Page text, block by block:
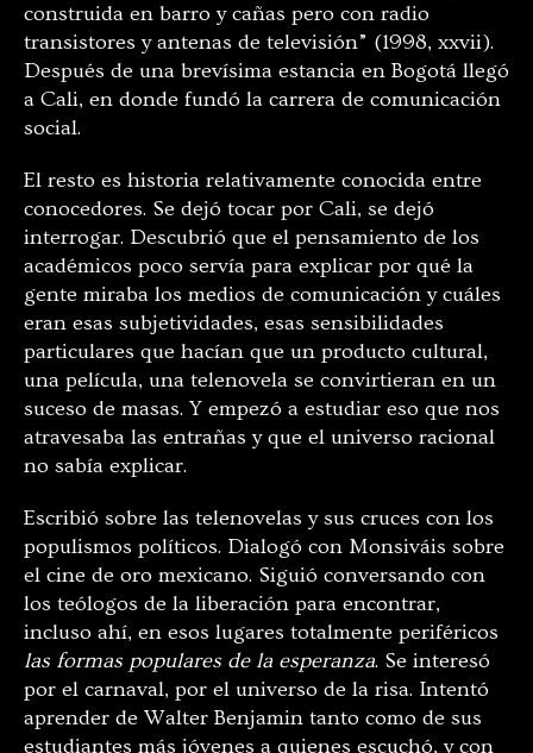
construida en barro y cañas pero con radio
transistores y antenas de televisión” (1998, xxvii).
Después de una brevísima estancia en Bogotá llegó
a Cali, en donde fundó la carrera de comunicación
social.
El resto es historia relativamente conocida entre
conocedores. Se dejó tocar por Cali, se dejó
interrogar. Descubrió que el pensamiento de los
académicos poco servía para explicar por qué la
gente miraba los medios de comunicación y cuáles
eran esas subjetividades, esas sensibilidades
particulares que hacían que un producto cultural,
una película, una telenovela se convirtieran en un
suceso de masas. Y empezó a estudiar eso que nos
atravesaba las entrañas y que el universo racional
no sabía explicar.
Escribió sobre las telenovelas y sus cruces con los
populismos políticos. Dialogó con Monsiváis sobre
el cine de oro mexicano. Siguió conversando con
los teólogos de la liberación para encontrar,
incluso ahí, en esos lugares totalmente periféricos
las formas populares de la esperanza. Se interesó
por el carnaval, por el universo de la risa. Intentó
aprender de Walter Benjamin tanto como de sus
estudiantes más jóvenes a quienes escuchó, y con